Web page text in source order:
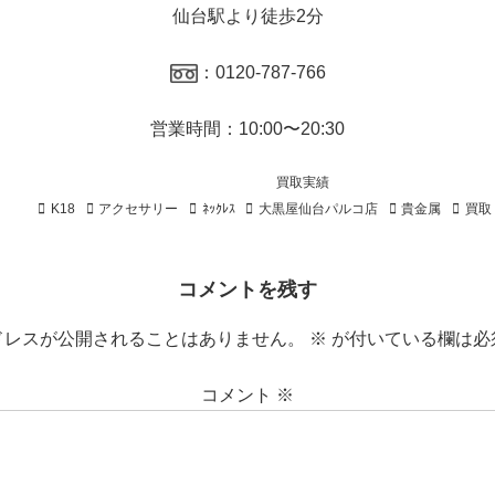
仙台駅より徒歩2分
：0120-787-766
営業時間：10:00〜20:30
買取実績
K18 アクセサリー ﾈｯｸﾚｽ 大黒屋仙台パルコ店 貴金属 買取
コメントを残す
レスが公開されることはありません。 ※ が付いている欄は
コメント ※